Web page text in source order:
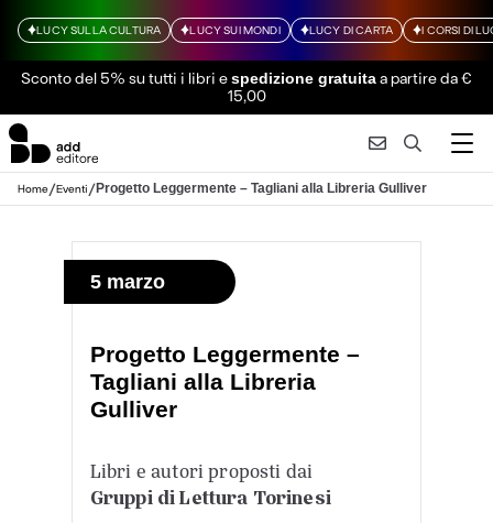
LUCY SULLA CULTURA LUCY SUI MONDI LUCY DI CARTA I CORSI DI
Sconto del 5% su tutti i libri espedizione gratuitaa partire da €
15,00
Home/Eventi/Progetto Leggermente – Tagliani alla Libreria Gulliver
5 marzo
Progetto Leggermente –
Tagliani alla Libreria
Gulliver
Libri e autori proposti dai
Gruppi di Lettura Torinesi